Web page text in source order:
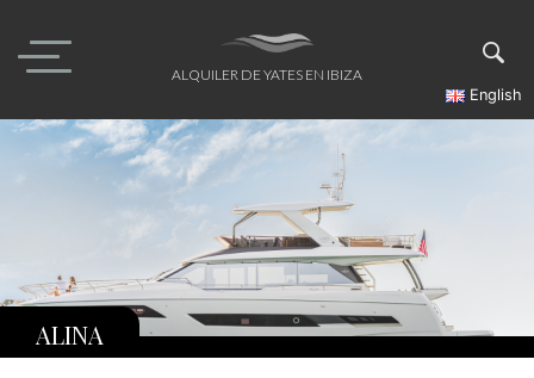
content
ALQUILER DE YATES EN IBIZA
English
ALINA